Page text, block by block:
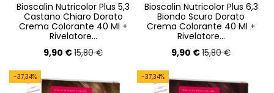
Bioscalin Nutricolor Plus 5,3
Castano Chiaro Dorato
Crema Colorante 40 Ml +
Rivelatore...
9,90 €15,80 €
Bioscalin Nutricolor Plus 6,3
Biondo Scuro Dorato
Crema Colorante 40 Ml +
Rivelatore...
9,90 €15,80 €
-37,34% -37,34%